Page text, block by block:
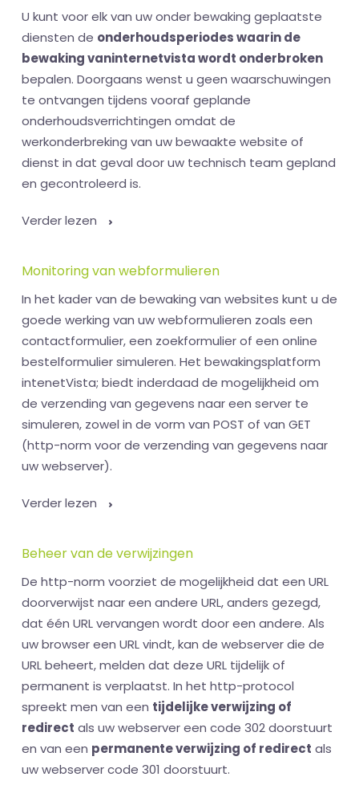
U kunt voor elk van uw onder bewaking geplaatste
diensten de onderhoudsperiodes waarin de
bewaking vaninternetvista wordt onderbroken
bepalen. Doorgaans wenst u geen waarschuwingen
te ontvangen tijdens vooraf geplande
onderhoudsverrichtingen omdat de
werkonderbreking van uw bewaakte website of
dienst in dat geval door uw technisch team gepland
en gecontroleerd is.
Verder lezen
Monitoring van webformulieren
In het kader van de bewaking van websites kunt u de
goede werking van uw webformulieren zoals een
contactformulier, een zoekformulier of een online
bestelformulier simuleren. Het bewakingsplatform
intenetVista; biedt inderdaad de mogelijkheid om
de verzending van gegevens naar een server te
simuleren, zowel in de vorm van POST of van GET
(http-norm voor de verzending van gegevens naar
uw webserver).
Verder lezen
Beheer van de verwijzingen
De http-norm voorziet de mogelijkheid dat een URL
doorverwijst naar een andere URL, anders gezegd,
dat één URL vervangen wordt door een andere. Als
uw browser een URL vindt, kan de webserver die de
URL beheert, melden dat deze URL tijdelijk of
permanent is verplaatst. In het http-protocol
spreekt men van een tijdelijke verwijzing of
redirect als uw webserver een code 302 doorstuurt
en van een permanente verwijzing of redirect als
uw webserver code 301 doorstuurt.